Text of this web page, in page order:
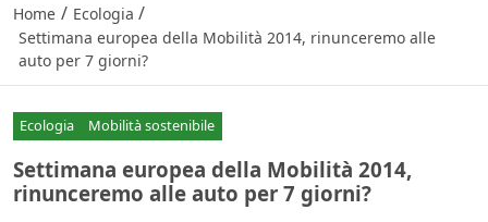
Home / Ecologia /
Settimana europea della Mobilità 2014, rinunceremo alle
auto per 7 giorni?
Ecologia Mobilità sostenibile
Settimana europea della Mobilità 2014,
rinunceremo alle auto per 7 giorni?